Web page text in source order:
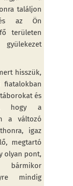
találjon
és az Ön
területen
hisszük,
és
hogy a
a változó
igaz
megtartó
olyan pont,
mindig